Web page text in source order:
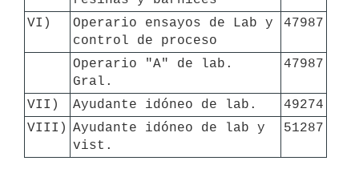
VI)
Operario ensayos de Lab y
control de proceso
47987
Operario "A" de lab.
Gral.
47987
VII) Ayudante idóneo de lab.
49274
VIII) Ayudante idóneo de lab y
vist.
51287